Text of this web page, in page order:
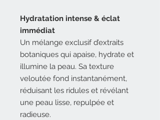
Hydratation intense & éclat
immédiat
Un mélange exclusif d’extraits
botaniques qui apaise, hydrate et
illumine la peau. Sa texture
veloutée fond instantanément,
réduisant les ridules et révélant
une peau lisse, repulpée et
radieuse.